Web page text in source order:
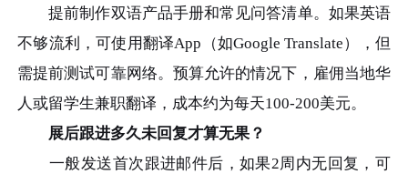
提前制作双语产品手册和常见问答清单。如果英语
不够流利，可使用翻译App（如Google Translate），但
需提前测试可靠网络。预算允许的情况下，雇佣当地华
人或留学生兼职翻译，成本约为每天100-200美元。
展后跟进多久未回复才算无果？
一般发送首次跟进邮件后，如果2周内无回复，可